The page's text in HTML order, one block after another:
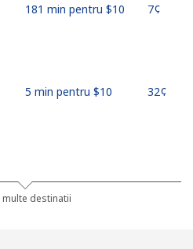
181 min pentru ⁦$10⁩ ⁦7¢⁩
5 min pentru ⁦$10⁩ ⁦32¢⁩
40 min pentru ⁦$10⁩
multe destinatii